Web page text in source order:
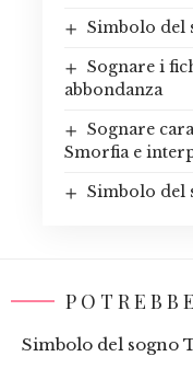
Simbolo del
Sognare i
abbondanza
Sognare
Smorfia e
Simbolo del
Simbolo del sogno